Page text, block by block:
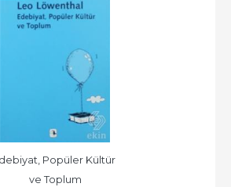
Popüler Kültür
ve Toplum